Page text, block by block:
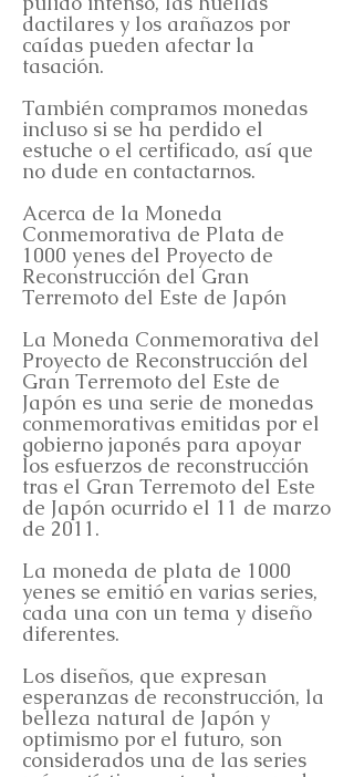
dactilares y los arañazos por
caídas pueden afectar la
tasación.
También compramos monedas
incluso si se ha perdido el
estuche o el certificado, así que
no dude en contactarnos.
Acerca de la Moneda
Conmemorativa de Plata de
1000 yenes del Proyecto de
Reconstrucción del Gran
Terremoto del Este de Japón
La Moneda Conmemorativa del
Proyecto de Reconstrucción del
Gran Terremoto del Este de
Japón es una serie de monedas
conmemorativas emitidas por el
gobierno japonés para apoyar
los esfuerzos de reconstrucción
tras el Gran Terremoto del Este
de Japón ocurrido el 11 de marzo
de 2011.
La moneda de plata de 1000
yenes se emitió en varias series,
cada una con un tema y diseño
diferentes.
Los diseños, que expresan
esperanzas de reconstrucción, la
belleza natural de Japón y
optimismo por el futuro, son
considerados una de las series